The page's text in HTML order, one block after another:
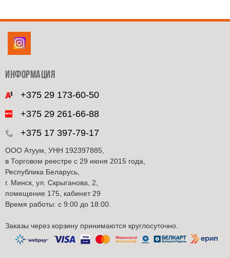
ИНФОРМАЦИЯ
+375 29 173-60-50
+375 29 261-66-88
+375 17 397-79-17
ООО Атуум, УНН 192397885,
в Торговом реестре с 29 июня 2015 года,
Республика Беларусь,
г. Минск, ул. Скрыганова, 2,
помещение 175, кабинет 29
Время работы: с 9:00 до 18:00.
Заказы через корзину принимаются круглосуточно.